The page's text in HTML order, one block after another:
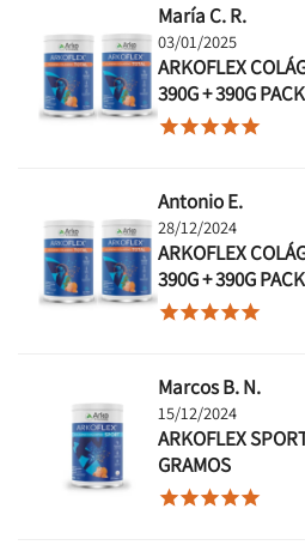
María C. R.
03/01/2025
ARKOFLEX
390G + 390G

Antonio E.
28/12/2024
ARKOFLEX
390G + 390G

Marcos B. N.
15/12/2024
ARKOFLEX
GRAMOS
